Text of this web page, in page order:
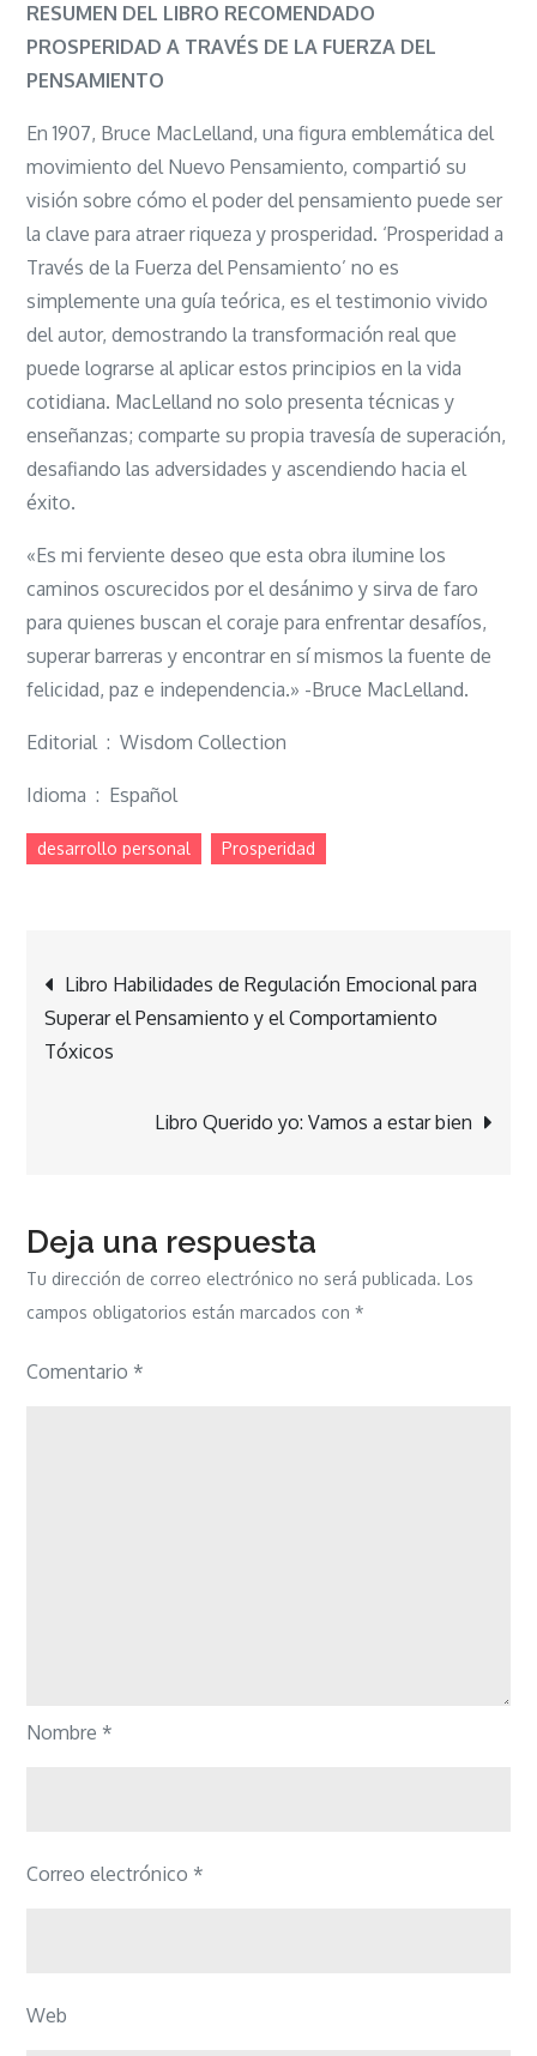
Fuerza
del
RESUMEN DEL LIBRO RECOMENDADO
PROSPERIDAD A TRAVÉS DE LA FUERZA DEL
PENSAMIENTO
En 1907, Bruce MacLelland, una figura emblemática del
movimiento del Nuevo Pensamiento, compartió su
visión sobre cómo el poder del pensamiento puede ser
la clave para atraer riqueza y prosperidad. ‘Prosperidad a
Través de la Fuerza del Pensamiento’ no es
simplemente una guía teórica, es el testimonio vivido
del autor, demostrando la transformación real que
puede lograrse al aplicar estos principios en la vida
cotidiana. MacLelland no solo presenta técnicas y
enseñanzas; comparte su propia travesía de superación,
desafiando las adversidades y ascendiendo hacia el
éxito.
«Es mi ferviente deseo que esta obra ilumine los
caminos oscurecidos por el desánimo y sirva de faro
para quienes buscan el coraje para enfrentar desafíos,
superar barreras y encontrar en sí mismos la fuente de
felicidad, paz e independencia.» -Bruce MacLelland.
Editorial ‏ : ‎ Wisdom Collection
Idioma ‏ : ‎ Español
desarrollo personal Prosperidad
Navegación
de
entradas
Libro Habilidades de Regulación Emocional para
Superar el Pensamiento y el Comportamiento
Tóxicos
Libro Querido yo: Vamos a estar bien
Deja una respuesta
Tu dirección de correo electrónico no será publicada. Los
campos obligatorios están marcados con*
Comentario *
Nombre *
Correo electrónico *
Web